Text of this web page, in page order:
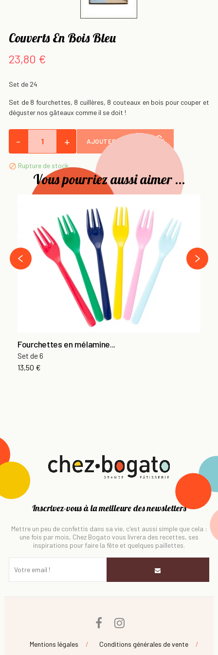
Couverts En Bois Bleu
23,80 €
Set de 24
Set de 8 fourchettes, 8 cuillères, 8 couteaux en bois pour couper et
déguster nos gâteaux comme il se doit !
- + AJOUTER AU PANIER
 Rupture de stock
Vous pourriez aussi aimer ...
Fourchettes en mélamine...
Set de 6
13,50 €
‹
›
Inscrivez-vous à la meilleure des newsletters
Mettre un peu de confettis dans sa vie, c'est aussi simple que cela :
une fois par mois, Chez Bogato vous livrera des recettes, ses
inspirations pour faire la fête et quelques paillettes.
Facebook
Mentions légales Conditions générales de vente